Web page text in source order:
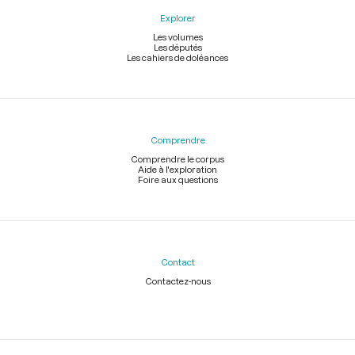
Explorer
Les volumes
Les députés
Les cahiers de doléances
Comprendre
Comprendre le corpus
Aide à l'exploration
Foire aux questions
Contact
Contactez-nous
Légal